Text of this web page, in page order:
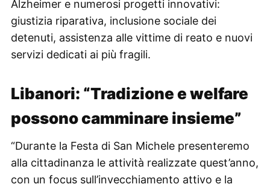
Alzheimer e numerosi progetti innovativi:
giustizia riparativa, inclusione sociale dei
detenuti, assistenza alle vittime di reato e nuovi
servizi dedicati ai più fragili.
Libanori: “Tradizione e welfare
possono camminare insieme”
“Durante la Festa di San Michele presenteremo
alla cittadinanza le attività realizzate quest’anno,
con un focus sull’invecchiamento attivo e la